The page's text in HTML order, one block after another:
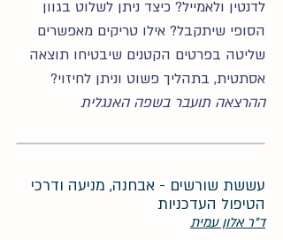
לדנטין ולאמייל? כיצד ניתן לשלוט בגוון
הסופי שיתקבל? אילו טריקים מאפשרים
שליטה בפרטים הקטנים שיבטיחו תוצאה
אסתטית, בתהליך פשוט וניתן לחיזוי?
ההרצאה תועבר בשפה האנגלית
עששת שורשים - אבחנה, מניעה ודרכי
הטיפול העדכניות
ד"ר אלון עמית